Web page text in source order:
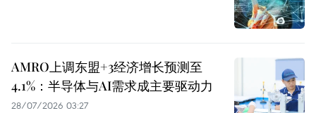
AMRO上调东盟+3经济增长预测至
4.1%：半导体与AI需求成主要驱动力
28/07/2026 03:27